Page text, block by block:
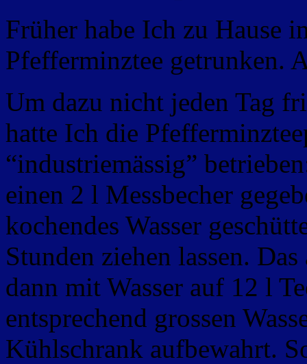
Früher habe Ich zu Hause
Pfefferminztee getrunken.
Um dazu nicht jeden Tag
hatte Ich die
“industriemässig”
einen 2 l Messbecher
kochendes Wasser
Stunden ziehen lassen.
dann mit Wasser auf 12 l
entsprechend grossen
Kühlschrank aufbewahrt.